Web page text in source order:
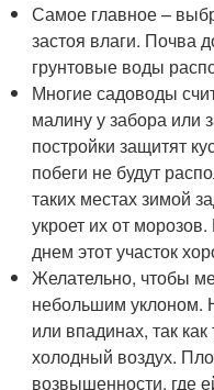
Самое главное –
застоя влаги. Почва
грунтовые воды
Многие садоводы
малину у забора или
постройки защитят
побеги не будут
таких местах зимой
укроет их от
днем этот участок
Желательно, чтобы
небольшим уклоном.
или впадинах, так
холодный воздух.
возвышенности, где